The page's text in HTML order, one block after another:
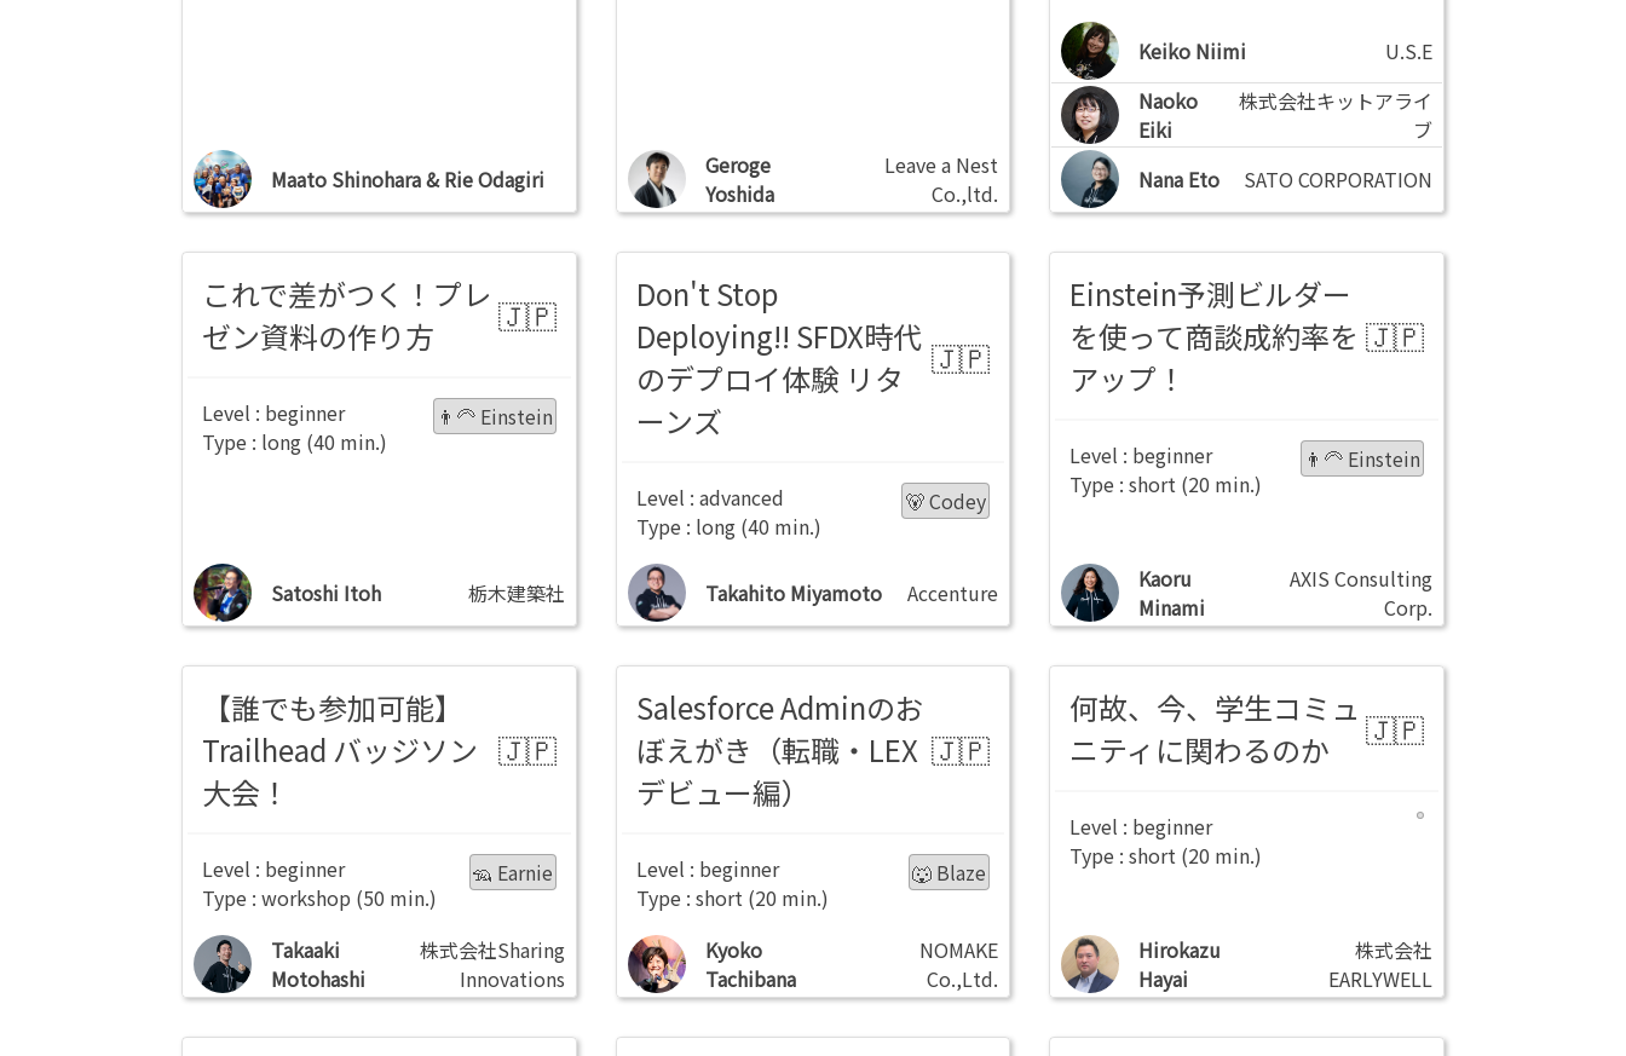
Maato Shinohara & Rie Odagiri
Geroge
Yoshida
Leave a Nest
Co.,ltd.
Keiko Niimi
U.S.E
Naoko
Eiki
株式会社キットアライ
ブ
Nana Eto
SATO CORPORATION
これで差がつく！プレ
ゼン資料の作り方
👨‍🦳 Einstein
beginner
long
Satoshi Itoh 栃木建築社
Don't Stop
Deploying!! SFDX時代
のデプロイ体験 リタ
ーンズ
🐻 Codey
advanced
long
Takahito Miyamoto Accenture
Einstein予測ビルダー
を使って商談成約率を
アップ！
👨‍🦳 Einstein
beginner
short
Kaoru
Minami
AXIS Consulting
Corp.
【誰でも参加可能】
Trailhead バッジソン
大会！
🦡 Earnie
beginner
workshop
Takaaki
Motohashi
株式会社Sharing
Innovations
Salesforce Adminのお
ぼえがき（転職・LEX
デビュー編）
🐺 Blaze
beginner
short
Kyoko
Tachibana
NOMAKE
Co.,Ltd.
何故、今、学生コミュ
ニティに関わるのか
beginner
short
Hirokazu
Hayai
株式会社
EARLYWELL